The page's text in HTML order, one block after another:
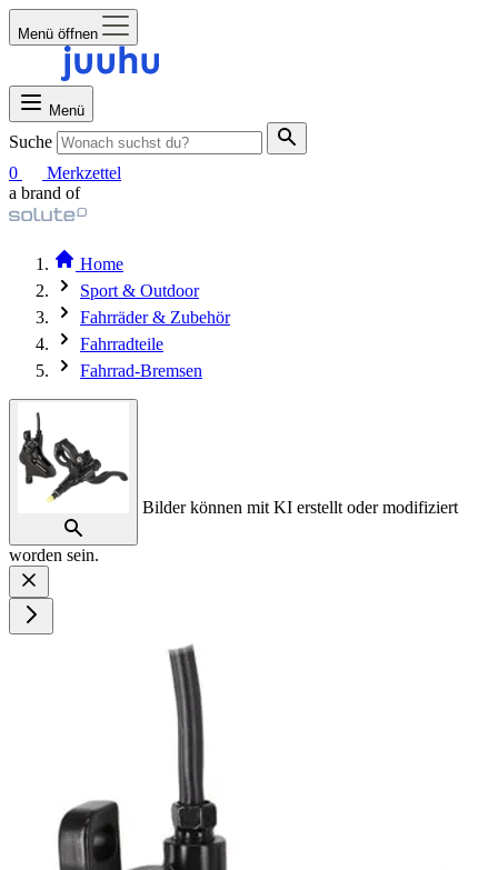
Menü öffnen
Menü
Suche
0
Merkzettel
a brand of
Home
Sport & Outdoor
Fahrräder & Zubehör
Fahrradteile
Fahrrad-Bremsen
Bilder können mit KI erstellt oder modifiziert
worden sein.